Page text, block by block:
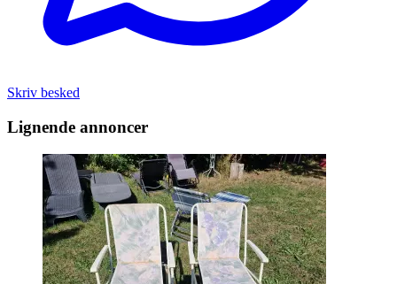
Skriv besked
Lignende annoncer